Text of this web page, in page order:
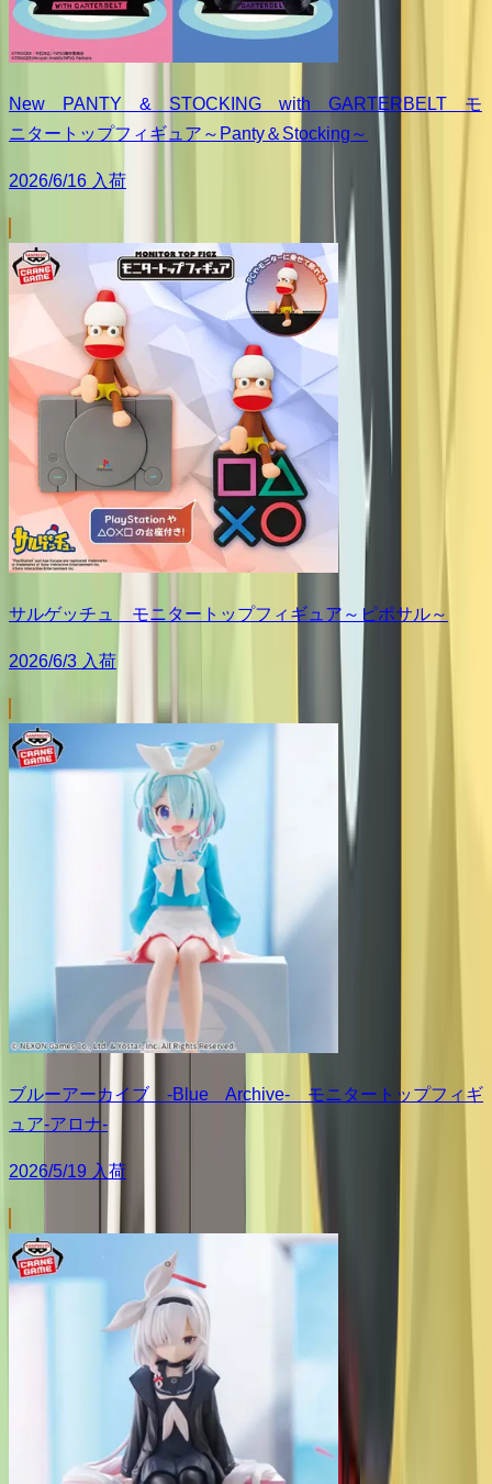
New PANTY & STOCKING with GARTERBELT モ
ニタートップフィギュア～Panty＆Stocking～
2026/6/16 入荷
サルゲッチュ モニタートップフィギュア～ピポサル～
2026/6/3 入荷
ブルーアーカイブ -Blue Archive- モニタートップフィギ
ュア-アロナ-
2026/5/19 入荷